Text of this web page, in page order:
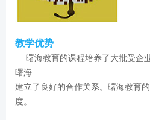
教学优势
曙海教育的课程培养了大批受企
曙海
建立了良好的合作关系。曙海教育
度。